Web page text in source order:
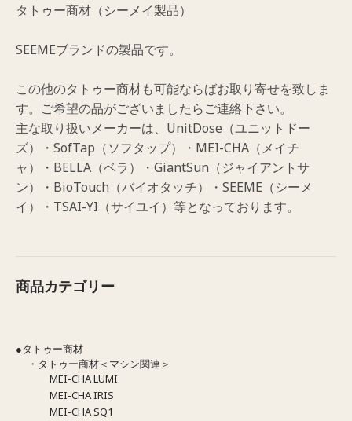
タトゥー商材（シーメイ製品）
SEEMEブランドの製品です。
この他のタトゥー商材も可能ならばお取り寄せを致しま
す。ご希望の品がございましたらご連絡下さい。
主な取り扱いメーカーは、UnitDose（ユニットドー
ズ）・SofTap（ソフタップ）・MEI-CHA（メイチ
ャ）・BELLA（ベラ）・GiantSun（ジャイアントサ
ン）・BioTouch（バイオタッチ）・SEEME（シーメ
イ）・TSAI-YI（サイユイ）等となっております。
商品カテゴリー
●タトゥー商材
・タトゥー商材＜マシン関連＞
MEI-CHA LUMI
MEI-CHA IRIS
MEI-CHA SQ1